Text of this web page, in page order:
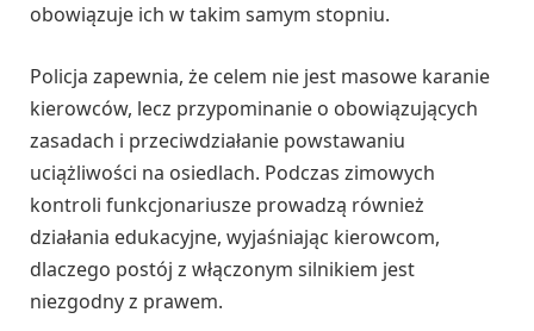
obowiązuje ich w takim samym stopniu.
Policja zapewnia, że celem nie jest masowe karanie
kierowców, lecz przypominanie o obowiązujących
zasadach i przeciwdziałanie powstawaniu
uciążliwości na osiedlach. Podczas zimowych
kontroli funkcjonariusze prowadzą również
działania edukacyjne, wyjaśniając kierowcom,
dlaczego postój z włączonym silnikiem jest
niezgodny z prawem.